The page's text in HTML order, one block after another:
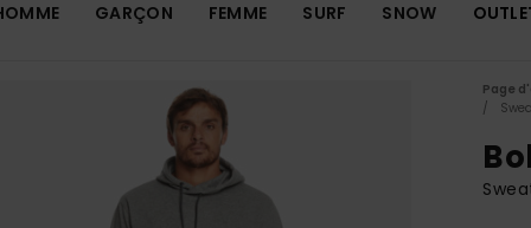
GARÇON FEMME SURF SNOW
Page